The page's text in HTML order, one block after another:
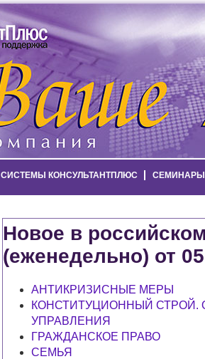
СИСТЕМЫ КОНСУЛЬТАНТПЛЮС СЕМИНАРЫ
Новое в
(еженедельно) от
АНТИКРИЗИСНЫЕ МЕРЫ
КОНСТИТУЦИОННЫЙ СТРОЙ.
УПРАВЛЕНИЯ
ГРАЖДАНСКОЕ ПРАВО
СЕМЬЯ